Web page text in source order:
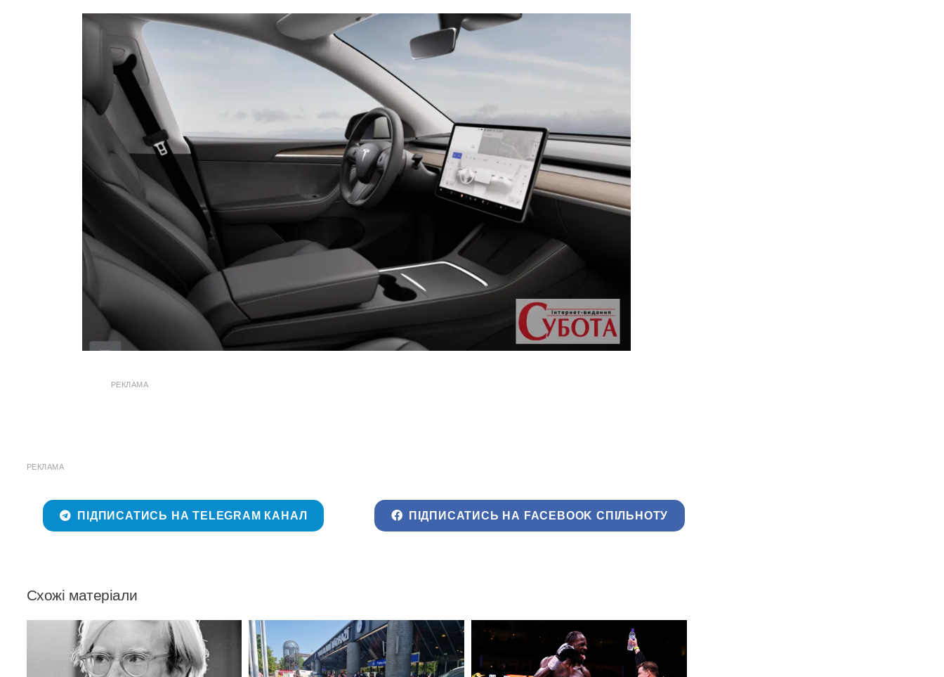
РЕКЛАМА
РЕКЛАМА
ПІДПИСАТИСЬ НА TELEGRAM КАНАЛ ПІДПИСАТИСЬ НА FACEBOOK СПІЛЬНОТУ
Схожі матеріали